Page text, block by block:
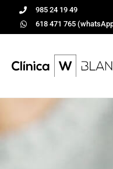
985 24 19 49
618 471 765